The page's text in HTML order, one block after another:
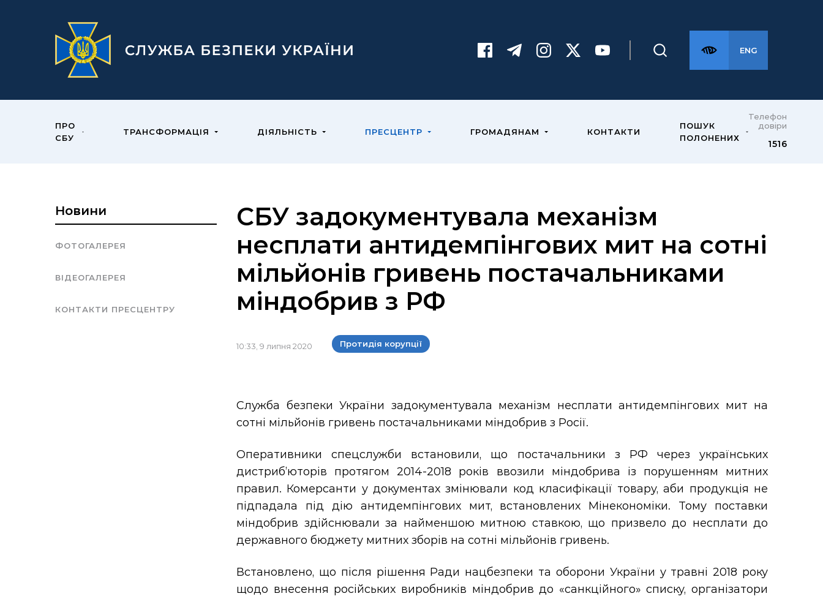
ENG
ПРО
СБУ
ТРАНСФОРМАЦІЯ ДІЯЛЬНІСТЬ ПРЕСЦЕНТР ГРОМАДЯНАМ КОНТАКТИ
ПОШУК
ПОЛОНЕНИХ
Телефон
довіри
1516
Новини
ФОТОГАЛЕРЕЯ
ВІДЕОГАЛЕРЕЯ
КОНТАКТИ ПРЕСЦЕНТРУ
СБУ задокументувала механізм
несплати антидемпінгових мит на сотні
мільйонів гривень постачальниками
міндобрив з РФ
10:33, 9 липня 2020 Протидія корупції
Служба безпеки України задокументувала механізм несплати антидемпінгових мит на
сотні мільйонів гривень постачальниками міндобрив з Росії.
Оперативники спецслужби встановили, що постачальники з РФ через українських
дистриб’юторів протягом 2014-2018 років ввозили міндобрива із порушенням митних
правил. Комерсанти у документах змінювали код класифікації товару, аби продукція не
підпадала під дію антидемпінгових мит, встановлених Мінекономіки. Тому поставки
міндобрив здійснювали за найменшою митною ставкою, що призвело до несплати до
державного бюджету митних зборів на сотні мільйонів гривень.
Встановлено, що після рішення Ради нацбезпеки та оборони України у травні 2018 року
щодо внесення російських виробників міндобрив до «санкційного» списку, організатори